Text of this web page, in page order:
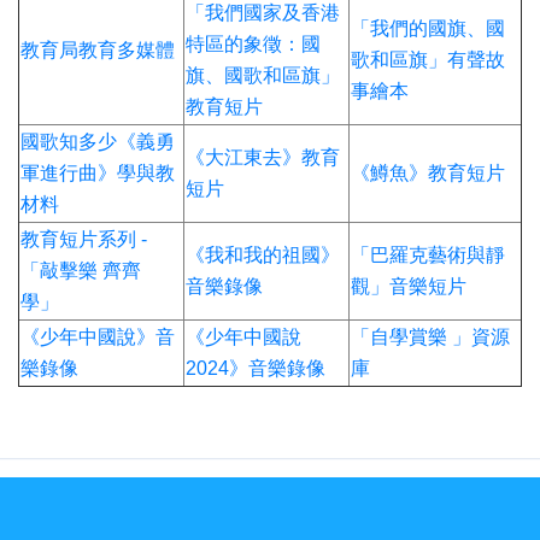
教育局教育多媒體
「我們國家及香港
特區的象徵：國
旗、國歌和區旗」
教育短片
「我們的國旗、國
歌和區旗」有聲故
事繪本
國歌知多少《義勇
軍進行曲》學與教
材料
《大江東去》教育
短片
《鱒魚》教育短片
教育短片系列 -
「敲擊樂 齊齊
學」
《我和我的祖國》
音樂錄像
「巴羅克藝術與靜
觀」音樂短片
《少年中國說》音
樂錄像
《少年中國說
2024》音樂錄像
「自學賞樂 」資源
庫